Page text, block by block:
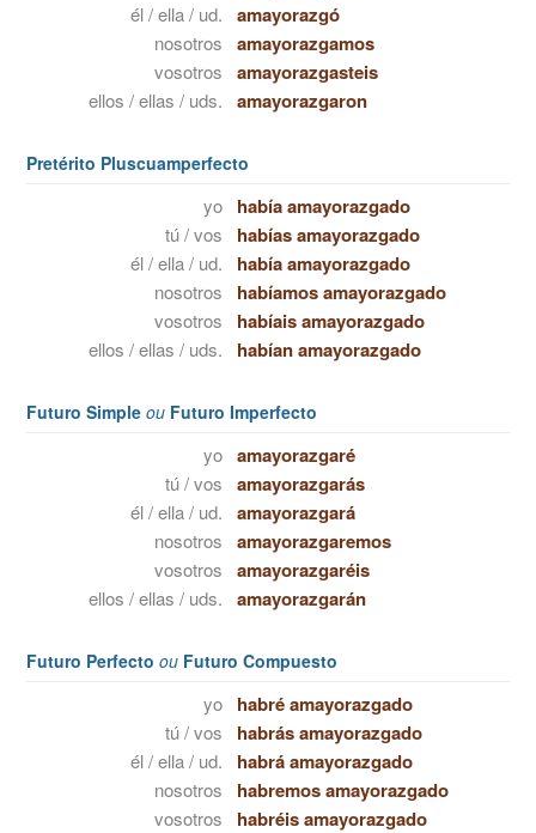
él / ella / ud. amayorazgó
nosotros amayorazgamos
vosotros amayorazgasteis
ellos / ellas / uds. amayorazgaron
Pretérito Pluscuamperfecto
yo había amayorazgado
tú / vos habías amayorazgado
él / ella / ud. había amayorazgado
nosotros habíamos amayorazgado
vosotros habíais amayorazgado
ellos / ellas / uds. habían amayorazgado
Futuro Simple ou Futuro Imperfecto
yo amayorazgaré
tú / vos amayorazgarás
él / ella / ud. amayorazgará
nosotros amayorazgaremos
vosotros amayorazgaréis
ellos / ellas / uds. amayorazgarán
Futuro Perfecto ou Futuro Compuesto
yo habré amayorazgado
tú / vos habrás amayorazgado
él / ella / ud. habrá amayorazgado
nosotros habremos amayorazgado
vosotros habréis amayorazgado